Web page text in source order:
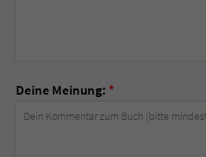
Deine Meinung: *